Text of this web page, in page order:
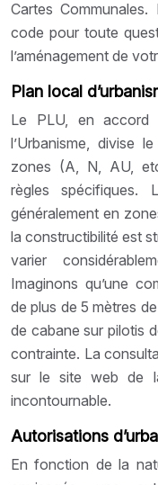
Cartes
code pour toute
l’aménagement de
Plan local
Le PLU, en accord
l’Urbanisme, divise
zones (A, N, AU,
règles spécifiques.
généralement en
la constructibilité est
varier
Imaginons qu’une
de plus de 5 mètres
de cabane sur pilotis
contrainte. La
sur le site web de
incontournable.
Autorisations
En fonction de la